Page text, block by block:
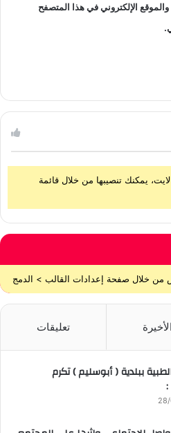
الإلكتروني في هذا المتصفح
يمكنك تنصيبها من خلال قائمة
الأخيرة تعليقات
ببلدية ( أبوسليم ) تكرم
: